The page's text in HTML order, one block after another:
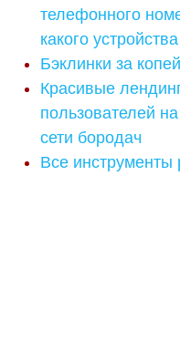
телефонного
какого устройства
Бэклинки за
Красивые
пользователей
сети бородач
Все инструменты